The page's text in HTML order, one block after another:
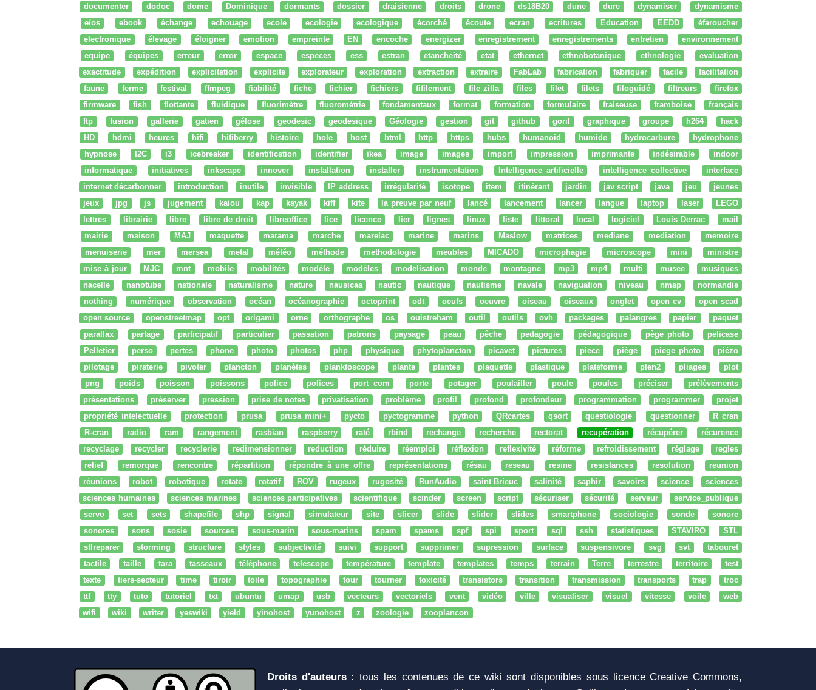
documenter
dodoc dome Dominique dormants dossier draisienne droits drone ds18B20 dune dure dynamiser
dynamisme
e/os
ebook échange echouage ecole ecologie ecologique écorché écoute ecran ecritures Education EEDD
éfaroucher
electronique
élevage éloigner emotion empreinte EN encoche energizer enregistrement enregistrements entretien
environnement
equipe
équipes erreur error espace especes ess estran etancheité etat ethernet ethnobotanique ethnologie
evaluation
exactitude
expédition explicitation explicite explorateur exploration extraction extraire FabLab fabrication fabriquer facile
facilitation
faune
ferme festival ffmpeg fiabilité fiche fichier fichiers fifilement file zilla files filet filets filoguidé filtreurs
firefox
firmware
fish flottante fluidique fluorimètre fluorométrie fondamentaux format formation formulaire fraiseuse framboise
français
ftp
fusion gallerie gatien gélose geodesic geodesique Géologie gestion git github goril graphique groupe h264
hack
HD
hdmi heures hifi hifiberry histoire hole host html http https hubs humanoid humide hydrocarbure
hydrophone
hypnose
I2C i3 icebreaker identification identifier ikea image images import impression imprimante indésirable
indoor
informatique
initiatives inkscape innover installation installer instrumentation Intelligence artificielle intelligence collective
interface
internet décarbonner
introduction inutile invisible IP address irrégularité isotope item itinérant jardin jav script java jeu
jeunes
jeux
jpg js jugement kaiou kap kayak kiff kite la preuve par neuf lancé lancement lancer langue laptop laser
LEGO
lettres
librairie libre libre de droit libreoffice lice licence lier lignes linux liste littoral local logiciel Louis Derrac
mail
mairie
maison MAJ maquette marama marche marelac marine marins Maslow matrices mediane mediation
memoire
menuiserie
mer mersea metal météo méthode methodologie meubles MICADO microphagie microscope mini
ministre
mise à jour
MJC mnt mobile mobilités modèle modèles modelisation monde montagne mp3 mp4 multi musee
musiques
nacelle
nanotube nationale naturalisme nature nausicaa nautic nautique nautisme navale naviguation niveau nmap
normandie
nothing
numérique observation océan océanographie octoprint odt oeufs oeuvre oiseau oiseaux onglet open cv
open scad
open source
openstreetmap opt origami orne orthographe os ouistreham outil outils ovh packages palangres papier
paquet
parallax
partage participatif particulier passation patrons paysage peau pêche pedagogie pédagogique pège photo
pelicase
Pelletier
perso pertes phone photo photos php physique phytoplancton picavet pictures piece piège piege photo
piézo
pilotage
piraterie pivoter plancton planètes planktoscope plante plantes plaquette plastique plateforme plen2 pliages
plot
png
poids poisson poissons police polices port com porte potager poulailler poule poules préciser
prélèvements
présentations
préserver pression prise de notes privatisation problème profil profond profondeur programmation programmer
projet
propriété intelectuelle
protection prusa prusa mini+ pycto pyctogramme python QRcartes qsort questiologie questionner
R cran
R-cran
radio ram rangement rasbian raspberry raté rbind rechange recherche rectorat recupération récupérer
récurence
recyclage
recycler recyclerie redimensionner reduction réduire réemploi réflexion reflexivité réforme refroidissement réglage
regles
relief
remorque rencontre répartition répondre à une offre représentations résau reseau resine resistances resolution
reunion
réunions
robot robotique rotate rotatif ROV rugeux rugosité RunAudio saint Brieuc salinité saphir savoirs science
sciences
sciences humaines
sciences marines sciences participatives scientifique scinder screen script sécuriser sécurité serveur
service_publique
servo
set sets shapefile shp signal simulateur site slicer slide slider slides smartphone sociologie sonde
sonore
sonores
sons sosie sources sous-marin sous-marins spam spams spf spi sport sql ssh statistiques STAVIRO
STL
stlreparer
storming structure styles subjectivité suivi support supprimer supression surface suspensivore svg svt
tabouret
tactile
taille tara tasseaux téléphone telescope température template templates temps terrain Terre terrestre territoire
test
texte
tiers-secteur time tiroir toile topographie tour tourner toxicité transistors transition transmission transports trap
troc
ttf
tty tuto tutoriel txt ubuntu umap usb vecteurs vectoriels vent vidéo ville visualiser visuel vitesse voile
web
wifi
wiki writer yeswiki yield yinohost yunohost z zoologie zooplancon
Droits d'auteurs : tous les contenues de ce wiki sont disponibles sous licence Creative Commons,